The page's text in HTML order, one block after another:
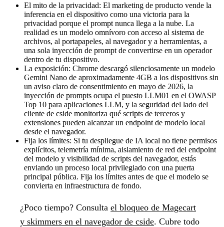
El mito de la privacidad: El marketing de producto vende la
inferencia en el dispositivo como una victoria para la
privacidad porque el prompt nunca llega a la nube. La
realidad es un modelo omnívoro con acceso al sistema de
archivos, al portapapeles, al navegador y a herramientas, a
una sola inyección de prompt de convertirse en un operador
dentro de tu dispositivo.
La exposición: Chrome descargó silenciosamente un modelo
Gemini Nano de aproximadamente 4GB a los dispositivos sin
un aviso claro de consentimiento en mayo de 2026, la
inyección de prompts ocupa el puesto LLM01 en el OWASP
Top 10 para aplicaciones LLM, y la seguridad del lado del
cliente de cside monitoriza qué scripts de terceros y
extensiones pueden alcanzar un endpoint de modelo local
desde el navegador.
Fija los límites: Si tu despliegue de IA local no tiene permisos
explícitos, telemetría mínima, aislamiento de red del endpoint
del modelo y visibilidad de scripts del navegador, estás
enviando un proceso local privilegiado con una puerta
principal pública. Fija los límites antes de que el modelo se
convierta en infraestructura de fondo.
¿Poco tiempo? Consulta el bloqueo de Magecart
y skimmers en el navegador de cside. Cubre todo